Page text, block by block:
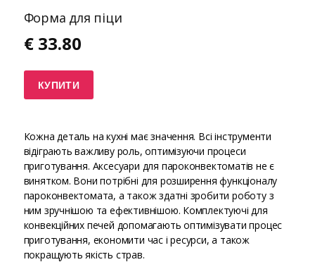
Форма для піци
€ 33.80
КУПИТИ
Кожна деталь на кухні має значення. Всі інструменти
відіграють важливу роль, оптимізуючи процеси
приготування. Аксесуари для пароконвектоматів не є
винятком. Вони потрібні для розширення функціоналу
пароконвектомата, а також здатні зробити роботу з
ним зручнішою та ефективнішою. Комплектуючі для
конвекційних печей допомагають оптимізувати процес
приготування, економити час і ресурси, а також
покращують якість страв.